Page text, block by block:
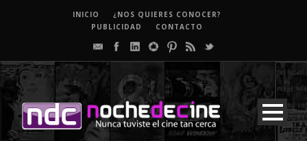
INICIO
¿NOS QUIERES CONOCER?
PUBLICIDAD
CONTACTO